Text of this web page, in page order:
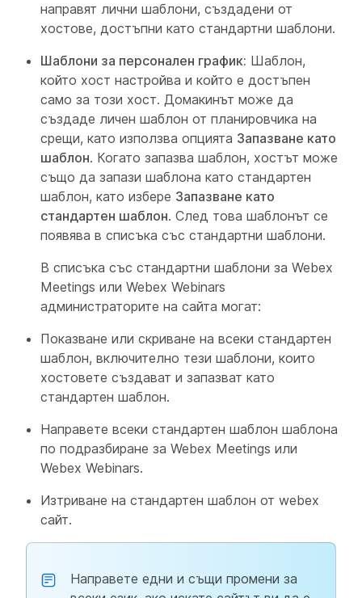
направят лични шаблони, създадени от
хостове, достъпни като стандартни шаблони.
Шаблони за персонален график: Шаблон,
който хост настройва и който е достъпен
само за този хост. Домакинът може да
създаде личен шаблон от планировчика на
срещи, като използва опцията Запазване като
шаблон. Когато запазва шаблон, хостът може
също да запази шаблона като стандартен
шаблон, като избере Запазване като
стандартен шаблон. След това шаблонът се
появява в списъка със стандартни шаблони.
В списъка със стандартни шаблони за Webex
Meetings или Webex Webinars
администраторите на сайта могат:
Показване или скриване на всеки стандартен
шаблон, включително тези шаблони, които
хостовете създават и запазват като
стандартен шаблон.
Направете всеки стандартен шаблон шаблона
по подразбиране за Webex Meetings или
Webex Webinars.
Изтриване на стандартен шаблон от webex
сайт.
Направете едни и същи промени за